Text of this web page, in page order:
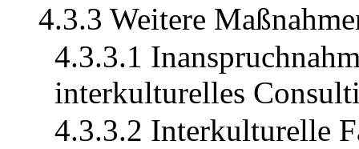
4.3.3 Weitere
4.3.3.1
interkulturelles
4.3.3.2 Interkulturelle